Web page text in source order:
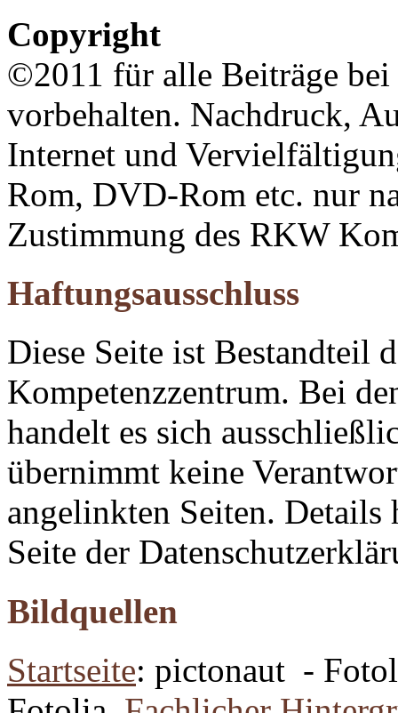
Copyright
©2011 für alle Beiträge
vorbehalten. Nachdruck,
Internet und
Rom, DVD-Rom etc. nur
Zustimmung des RKW
Haftungsausschluss
Diese Seite ist Bestandteil
Kompetenzzentrum. Bei
handelt es sich
übernimmt keine
angelinkten Seiten.
Seite der
Bildquellen
Startseite: pictonaut -